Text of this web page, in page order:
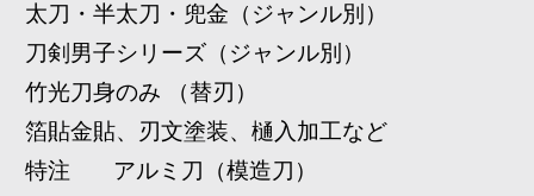
太刀・半太刀・兜金（ジャンル別）
刀剣男子シリーズ（ジャンル別）
竹光刀身のみ （替刃）
箔貼金貼、刃文塗装、樋入加工など
特注
アルミ刀（模造刀）